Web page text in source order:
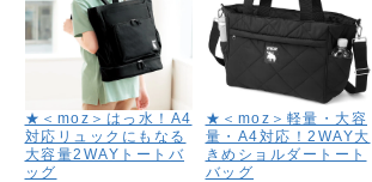
★＜moz＞はっ水！A4
対応リュックにもなる
大容量2WAYトートバ
ッグ
★＜moz＞軽量・大容
量・A4対応！2WAY大
きめショルダートート
バッグ